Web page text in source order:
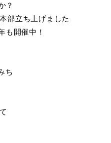
？
部立ち上げました
も開催中！
ち